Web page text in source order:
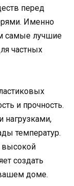
перед
Именно
самые лучшие
частных
и прочность.
нагрузками,
температур.
высокой
создать
доме.